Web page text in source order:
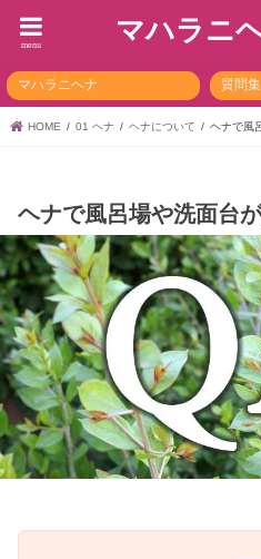
マハラニ
menu
マハラニヘナ 質問集
HOME 01 ヘナ ヘナについて ヘナで風
ヘナで風呂場や洗面台